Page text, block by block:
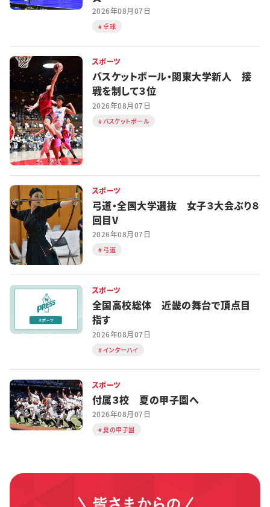
2026年08月07日
卓球
スポーツ
バスケットボール・関東大学新人 接
戦を制して３位
2026年08月07日
バスケットボール
スポーツ
弓道・全国大学選抜 女子３大会ぶり８
回目V
2026年08月07日
弓道
スポーツ
全国高校総体 近畿の舞台で頂点目
指す
2026年08月07日
インターハイ
スポーツ
付属３校 夏の甲子園へ
2026年08月07日
夏の甲子園